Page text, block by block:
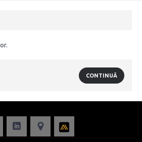
CONTINUĂ